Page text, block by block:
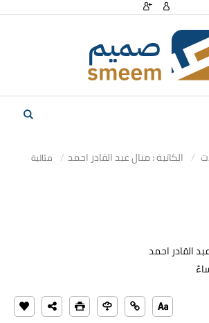
الكاتبة : منال عبد القادر احمد
مثالية
القادر احمد